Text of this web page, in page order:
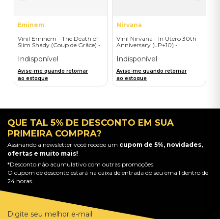
Eminem
Vinil Eminem - The Death of
Slim Shady (Coup de Grâce) -
Indisponível
Avise-me quando retornar
ao estoque
Nirvana
Vinil Nirvana - In Utero 30th
Anniversary (LP+10) -
Indisponível
Avise-me quando retornar
ao estoque
QUE TAL 5% DE DESCONTO EM SUA
PRIMEIRA COMPRA?
Assinando a newsletter você recebe um cupom de 5%, novidades,
ofertas e muito mais!
*Desconto não acumulativo com outras promoções.
O cupom de desconto estará na caixa de entrada do seu email dentro de
24 horas.
Digite seu melhor e-mail